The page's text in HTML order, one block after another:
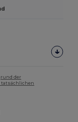
der
tatsächlichen